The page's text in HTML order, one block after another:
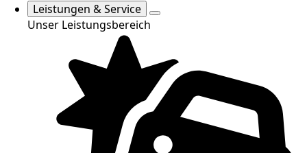
Leistungen & Service
Unser Leistungsbereich